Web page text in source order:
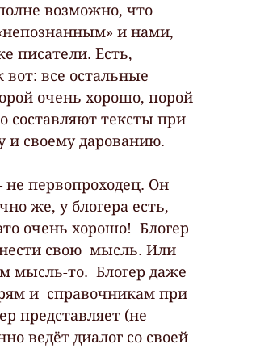
возможно, что
и нами,
писатели. Есть,
вот: все остальные
очень хорошо, порой
составляют тексты при
и своему дарованию.
первопроходец. Он
же, у блогера есть,
очень хорошо!  Блогер
свою  мысль. Или
мысль-то.  Блогер даже
и  справочникам при
представляет (не
ведёт диалог со своей